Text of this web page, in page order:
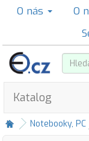
O nás O
Katalog
Notebooky, PC